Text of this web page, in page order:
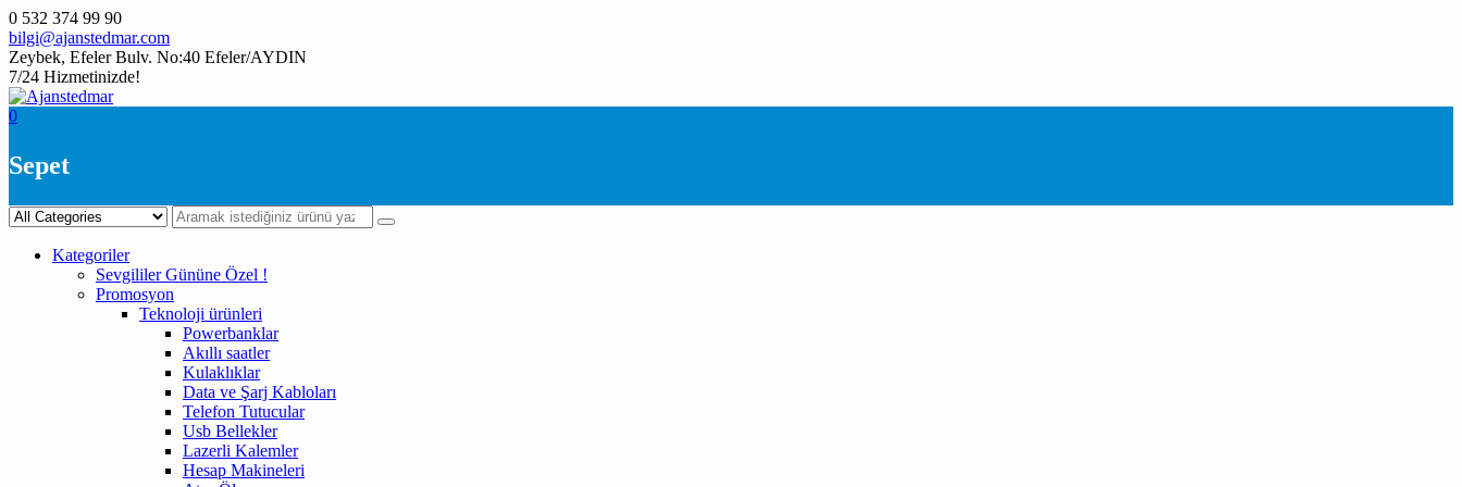
Skip
to
content
0 532 374 99 90
bilgi@ajanstedmar.com
Zeybek, Efeler Bulv. No:40 Efeler/AYDIN
7/24 Hizmetinizde!
0
Sepet
Kategoriler
Sevgililer Gününe Özel !
Promosyon
Teknoloji ürünleri
Powerbanklar
Akıllı saatler
Kulaklıklar
Data ve Şarj Kabloları
Telefon Tutucular
Usb Bellekler
Lazerli Kalemler
Hesap Makineleri